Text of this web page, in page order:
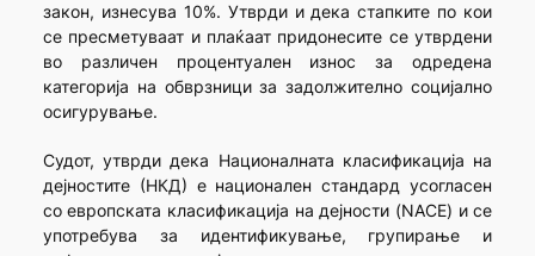
закон, изнесува 10%. Утврди и дека стапките по кои
се пресметуваат и плаќаат придонесите се утврдени
во различен процентуален износ за одредена
категорија на обврзници за задолжително социјално
осигурување.
Судот, утврди дека Националната класификација на
дејностите (НКД) е национален стандард усогласен
со европската класификација на дејности (NACE) и се
употребува за идентификување, групирање и